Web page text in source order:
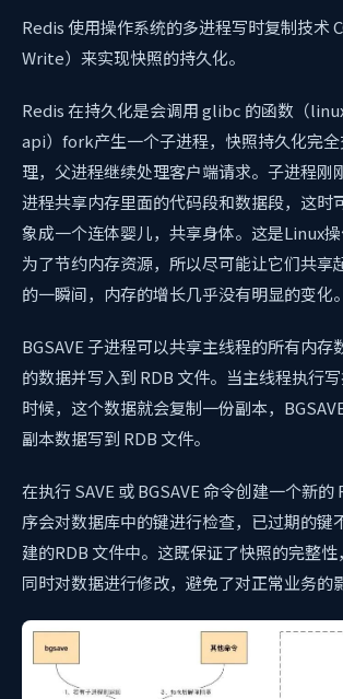
Redis 使用操作系统的多进程写时复制技术
Write）来实现快照的持久化。
Redis 在持久化是会调用 glibc 的函数（
api）fork产生一个子进程，快照持久化完
理，父进程继续处理客户端请求。子进程刚
进程共享内存里面的代码段和数据段，这时
象成一个连体婴儿，共享身体。这是Linux操
为了节约内存资源，所以尽可能让它们共享
的一瞬间，内存的增长几乎没有明显的变化。
BGSAVE 子进程可以共享主线程的所有内存
的数据并写入到 RDB 文件。当主线程执行
时候，这个数据就会复制一份副本，
副本数据写到 RDB 文件。
在执行 SAVE 或 BGSAVE 命令创建一个新的
序会对数据库中的键进行检查，已过期的键
建的RDB 文件中。这既保证了快照的完整
同时对数据进行修改，避免了对正常业务的